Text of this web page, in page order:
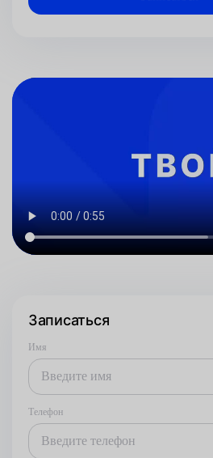
Записаться
Имя
Телефон